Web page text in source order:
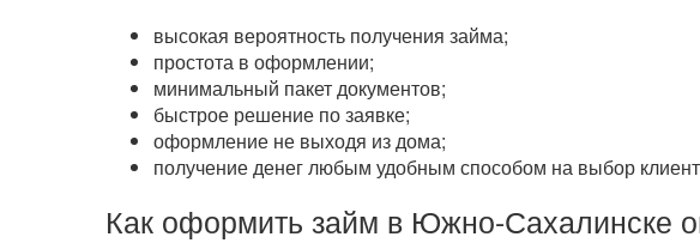
высокая вероятность получения займа;
простота в оформлении;
минимальный пакет документов;
быстрое решение по заявке;
оформление не выходя из дома;
получение денег любым удобным способом на выбор
Как оформить займ в Южно-Сахалинске